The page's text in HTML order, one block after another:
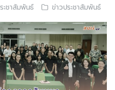
ะชาสัมพันธ์ ข่าวประชาสัมพันธ์